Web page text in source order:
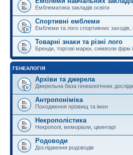
Емблематика закладів освіти
Спортивні емблеми
Емблеми та лого спортивних заходів,
Товарні знаки та різні лого
Бренди, торгові марки, символи фірм
ГЕНЕАЛОГІЯ
Архіви та джерела
Джерельна база генеалогічних
Антропоніміка
Походження прізвищ та імен
Некрополістика
Некрополі, меморіали, цвинтарі
Родоводи
Дослідження родоводів